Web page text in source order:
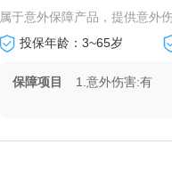
属于意外保障产品，提供意外
投保年龄：3~65岁
保障项目 1.意外伤害:有